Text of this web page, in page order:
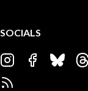
SOCIALS